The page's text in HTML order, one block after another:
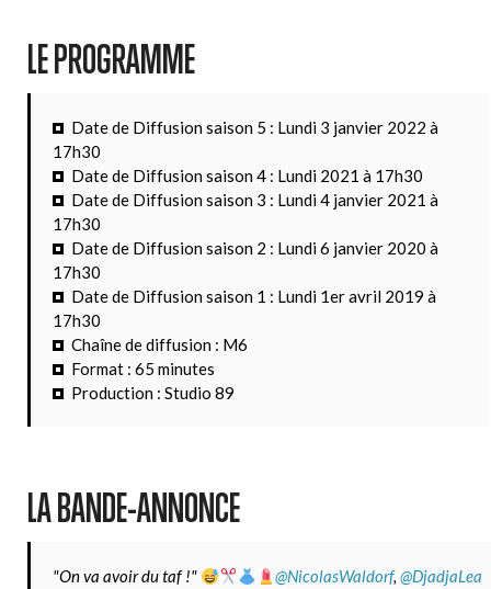
LE PROGRAMME
Date de Diffusion saison 5 : Lundi 3 janvier 2022 à
17h30
Date de Diffusion saison 4 : Lundi 2021 à 17h30
Date de Diffusion saison 3 : Lundi 4 janvier 2021 à
17h30
Date de Diffusion saison 2 : Lundi 6 janvier 2020 à
17h30
Date de Diffusion saison 1 : Lundi 1er avril 2019 à
17h30
Chaîne de diffusion : M6
Format : 65 minutes
Production : Studio 89
LA BANDE-ANNONCE
"On va avoir du taf !" @NicolasWaldorf,@DjadjaLea